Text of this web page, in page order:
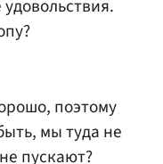
поэтому
мы туда не
пускают?